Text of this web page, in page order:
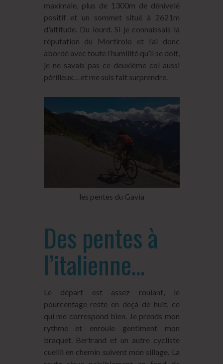
maximale, plus de 1300m de dénivelé
positif et un sommet situé à 2621m
d’altitude. Du lourd. Si je connaissais la
réputation du Mortirolo et l’ai donc
abordé avec toute l’humilité qu’il se doit,
je ne savais pas ce deuxième col aussi
périlleux… et me suis fait surprendre.
les pentes du Gavia
Des pentes à
l’italienne…
Le départ est assez roulant, le
pourcentage reste en deçà de huit, ce
qui me correspond bien. Je prends mon
rythme et enroule gentiment mon
braquet. Bertrand et un autre cycliste
cueilli en chemin suivent mon sillage. La